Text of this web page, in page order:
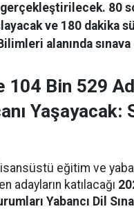
gerçekleştirilecek. 80
ve 180 dakika
alanında
104 Bin 529
Yaşayacak:
eğitim ve
adayların katılacağı
Yabancı Dil